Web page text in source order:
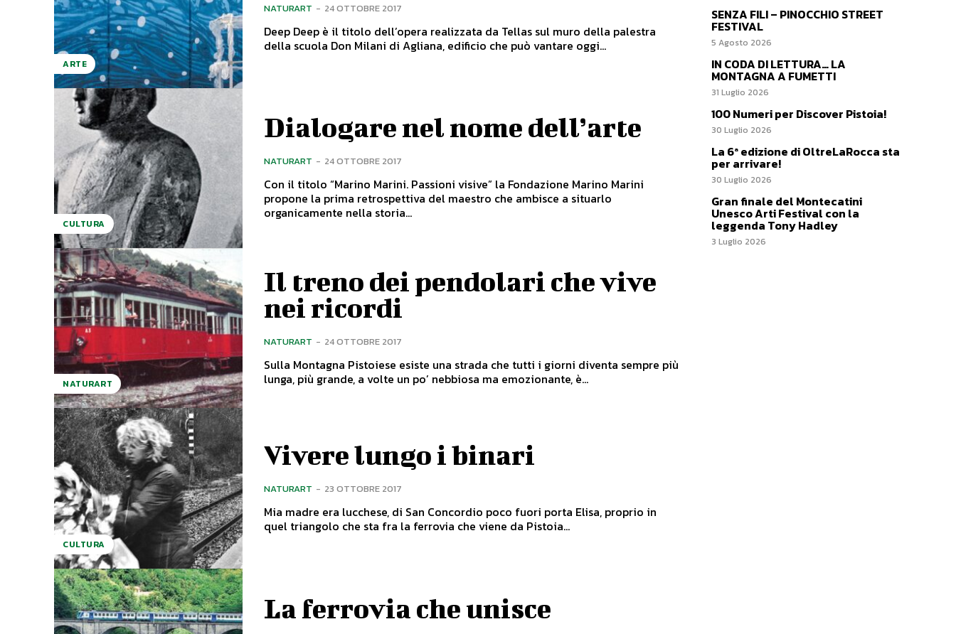
ARTE
NATURART - 24 OTTOBRE 2017
Deep Deep è il titolo dell’opera realizzata da Tellas sul muro della palestra
della scuola Don Milani di Agliana, edificio che può vantare oggi...
CULTURA
Dialogare nel nome dell’arte
NATURART - 24 OTTOBRE 2017
Con il titolo “Marino Marini. Passioni visive” la Fondazione Marino Marini
propone la prima retrospettiva del maestro che ambisce a situarlo
organicamente nella storia...
NATURART
Il treno dei pendolari che vive
nei ricordi
NATURART - 24 OTTOBRE 2017
Sulla Montagna Pistoiese esiste una strada che tutti i giorni diventa sempre più
lunga, più grande, a volte un po’ nebbiosa ma emozionante, è...
CULTURA
Vivere lungo i binari
NATURART - 23 OTTOBRE 2017
Mia madre era lucchese, di San Concordio poco fuori porta Elisa, proprio in
quel triangolo che sta fra la ferrovia che viene da Pistoia...
La ferrovia che unisce
SENZA FILI – PINOCCHIO STREET
FESTIVAL
5 Agosto 2026
IN CODA DI LETTURA… LA
MONTAGNA A FUMETTI
31 Luglio 2026
100 Numeri per Discover Pistoia!
30 Luglio 2026
La 6ª edizione di OltreLaRocca sta
per arrivare!
30 Luglio 2026
Gran finale del Montecatini
Unesco Arti Festival con la
leggenda Tony Hadley
3 Luglio 2026